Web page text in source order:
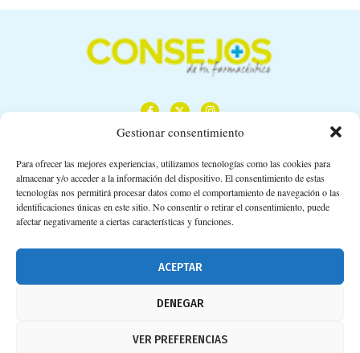
Gestionar consentimiento
Para ofrecer las mejores experiencias, utilizamos tecnologías como las cookies para
almacenar y/o acceder a la información del dispositivo. El consentimiento de estas
tecnologías nos permitirá procesar datos como el comportamiento de navegación o las
identificaciones únicas en este sitio. No consentir o retirar el consentimiento, puede
afectar negativamente a ciertas características y funciones.
ACEPTAR
DENEGAR
VER PREFERENCIAS
Calle Camino de los Descubrimientos, 11,
Planta 3ª 41092 – Sevilla
674 02 62 03
Aviso legal
Protección de datos personales